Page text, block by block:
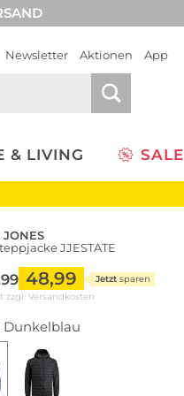
Newsletter Aktionen App
& LIVING SALE
JONES
JJESTATE
48,99 Jetzt sparen
zzgl. Versandkosten
Dunkelblau